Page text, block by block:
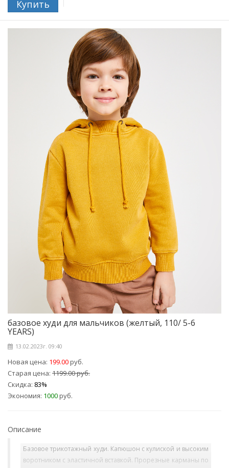
Купить
базовое худи для мальчиков (желтый, 110/ 5-6
YEARS)
13.02.2023г. 09:40
Новая цена: 199.00руб.
Старая цена: 1199.00 руб.
Скидка: 83%
Экономия: 1000руб.
Описание
Базовое трикотажный худи. Капюшон с кулиской и высоким
воротником с эластичной вставкой. Прорезные карманы по